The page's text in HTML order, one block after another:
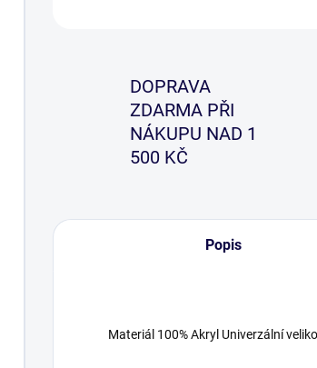
DOPRAVA
ZDARMA PŘI
NÁKUPU NAD 1
500 KČ
Popis
Materiál 100% Akryl Univerzální